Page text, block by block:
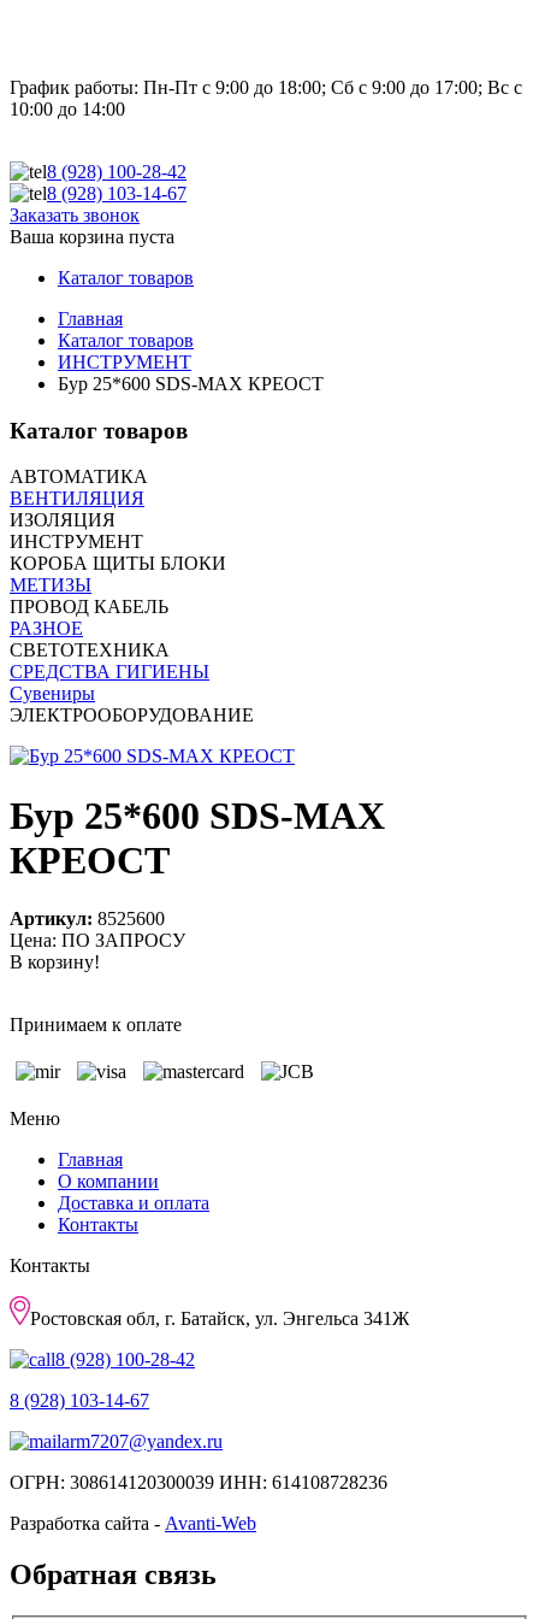
График работы: Пн-Пт с 9:00 до 18:00; Сб с 9:00 до 17:00; Вс с
10:00 до 14:00
8 (928) 100-28-42
8 (928) 103-14-67
Заказать звонок
Ваша корзина пуста
Каталог товаров
Главная
Каталог товаров
ИНСТРУМЕНТ
Бур 25*600 SDS-MAX КРЕОСТ
Каталог товаров
АВТОМАТИКА
ВЕНТИЛЯЦИЯ
ИЗОЛЯЦИЯ
ИНСТРУМЕНТ
КОРОБА ЩИТЫ БЛОКИ
МЕТИЗЫ
ПРОВОД КАБЕЛЬ
РАЗНОЕ
СВЕТОТЕХНИКА
СРЕДСТВА ГИГИЕНЫ
Сувениры
ЭЛЕКТРООБОРУДОВАНИЕ
Бур 25*600 SDS-MAX
КРЕОСТ
Артикул: 8525600
Цена: ПО ЗАПРОСУ
В корзину!
Принимаем к оплате
Меню
Главная
О компании
Доставка и оплата
Контакты
Контакты
Ростовская обл, г. Батайск, ул. Энгельса 341Ж
8 (928) 100-28-42
8 (928) 103-14-67
arm7207@yandex.ru
ОГРН: 308614120300039 ИНН: 614108728236
Разработка сайта - Avanti-Web
Обратная связь